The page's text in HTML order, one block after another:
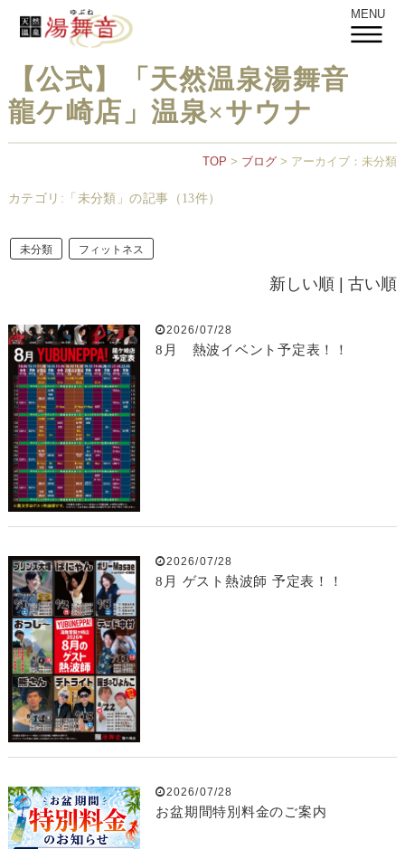
MENU
【公式】「天然温泉湯舞音
龍ケ崎店」温泉×サウナ
TOP > ブログ > アーカイブ：未分類
カテゴリ:「未分類」の記事（13件）
未分類 フィットネス
新しい順 |古い順
2026/07/28
8月 熱波イベント予定表！！
2026/07/28
8月 ゲスト熱波師 予定表！！
2026/07/28
お盆期間特別料金のご案内